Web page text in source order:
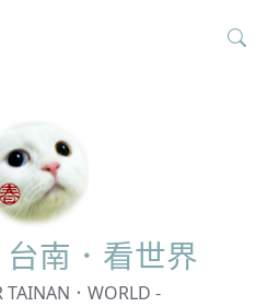
南．看世界
TAINAN．WORLD -